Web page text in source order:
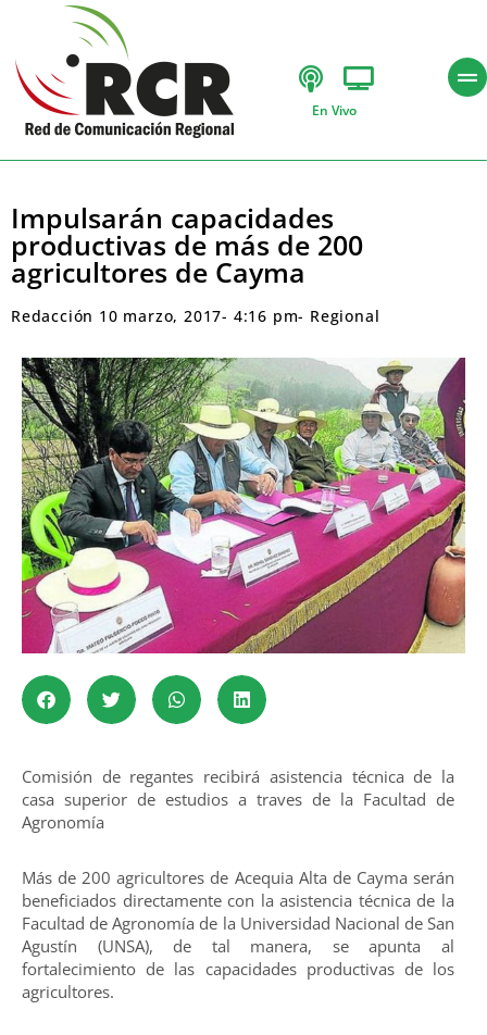
En Vivo
Impulsarán capacidades
productivas de más de 200
agricultores de Cayma
Redacción 10 marzo, 2017- 4:16 pm- Regional
Comisión de regantes recibirá asistencia técnica de la
casa superior de estudios a traves de la Facultad de
Agronomía
Más de 200 agricultores de Acequia Alta de Cayma serán
beneficiados directamente con la asistencia técnica de la
Facultad de Agronomía de la Universidad Nacional de San
Agustín (UNSA), de tal manera, se apunta al
fortalecimiento de las capacidades productivas de los
agricultores.